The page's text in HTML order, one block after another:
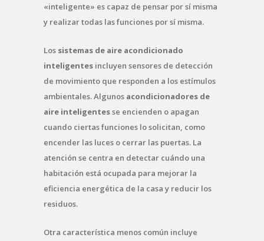
«inteligente» es capaz de pensar por sí misma
y realizar todas las funciones por sí misma.
Los sistemas de aire acondicionado
inteligentes incluyen sensores de detección
de movimiento que responden a los estímulos
ambientales. Algunos acondicionadores de
aire inteligentesse encienden o apagan
cuando ciertas funciones lo solicitan, como
encender las luces o cerrar las puertas. La
atención se centra en detectar cuándo una
habitación está ocupada para mejorar la
eficiencia energética de la casa y reducir los
residuos.
Otra característica menos común incluye